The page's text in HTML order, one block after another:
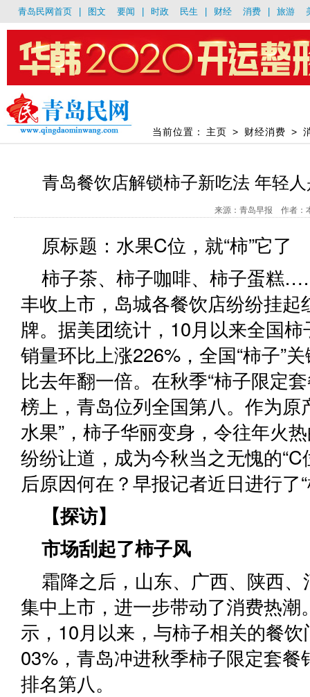
青岛民网首页 图文 要闻 时政 民生 财经 消费 旅游
当前位置： 主页 > 财经消费 >
青岛餐饮店解锁柿子新吃法 年轻
来源：青岛早报 作者：
原标题：水果C位，就“柿”它了
柿子茶、柿子咖啡、柿子蛋糕
丰收上市，岛城各餐饮店纷纷挂起
牌。据美团统计，10月以来全国
销量环比上涨226%，全国“柿子”
比去年翻一倍。在秋季“柿子限定
榜上，青岛位列全国第八。作为原
水果”，柿子华丽变身，令往年火
纷纷让道，成为今秋当之无愧的“C
后原因何在？早报记者近日进行了
【探访】
市场刮起了柿子风
霜降之后，山东、广西、陕西
集中上市，进一步带动了消费热潮
示，10月以来，与柿子相关的餐
03%，青岛冲进秋季柿子限定套餐
排名第八。